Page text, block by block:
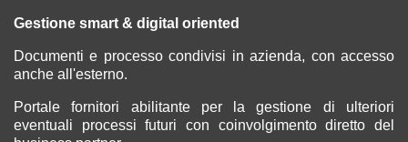
Gestione smart & digital oriented
Documenti e processo condivisi in azienda, con accesso
anche all'esterno.
Portale fornitori abilitante per la gestione di ulteriori
eventuali processi futuri con coinvolgimento diretto del